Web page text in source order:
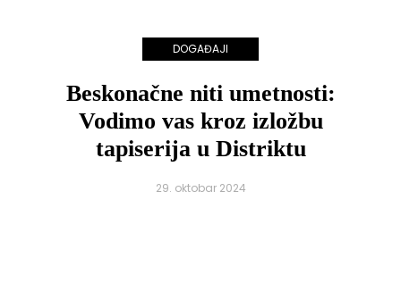
DOGAĐAJI
Beskonačne niti umetnosti:
Vodimo vas kroz izložbu
tapiserija u Distriktu
29. oktobar 2024